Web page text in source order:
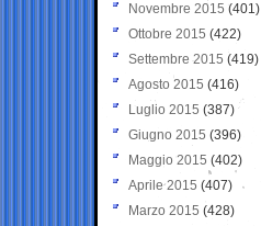
Novembre 2015 (401)
Ottobre 2015 (422)
Settembre 2015 (419)
Agosto 2015 (416)
Luglio 2015 (387)
Giugno 2015 (396)
Maggio 2015 (402)
Aprile 2015 (407)
Marzo 2015 (428)